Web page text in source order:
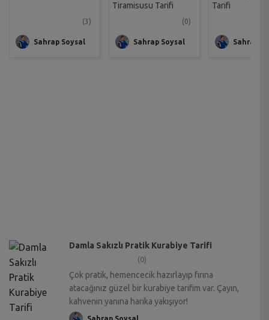
(3)
Sahrap Soysal
Tiramisusu Tarifi
(0)
Sahrap Soysal
Tarifi
Sahrap
Damla Sakızlı Pratik Kurabiye Tarifi
(0)
Çok pratik, hemencecik hazırlayıp fırına
atacağınız güzel bir kurabiye tarifim var. Çayın,
kahvenin yanına harika yakışıyor!